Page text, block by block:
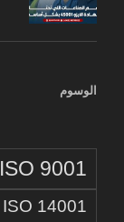
الوسوم
ISO 9001
ISO 14001